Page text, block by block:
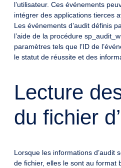
l’utilisateur. Ces événements
intégrer des applications tierces
Les événements d’audit définis
l’aide de la procédure
paramètres tels que l’ID de
le statut de réussite et des
Lecture
du fichier
Lorsque les informations d’audit
de fichier, elles le sont au format